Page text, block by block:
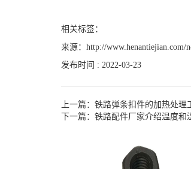
相关标签：
来源： http://www.henantiejian.com/
发布时间 : 2022-03-23
上一篇： 铁路弹条扣件的加热处理
下一篇： 铁路配件厂家介绍温度和